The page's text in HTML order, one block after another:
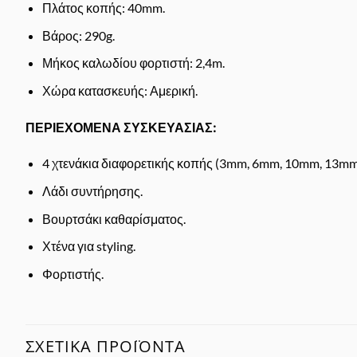
Πλάτος κοπής: 40mm.
Βάρος: 290g.
Μήκος καλωδίου φορτιστή: 2,4m.
Χώρα κατασκευής: Αμερική.
ΠΕΡΙΕΧΟΜΕΝΑ ΣΥΣΚΕΥΑΣΙΑΣ:
4 χτενάκια διαφορετικής κοπής (3mm, 6mm, 10mm,
Λάδι συντήρησης.
Βουρτσάκι καθαρίσματος.
Χτένα για styling.
Φορτιστής.
ΣΧΕΤΙΚΆ ΠΡΟΪΌΝΤΑ